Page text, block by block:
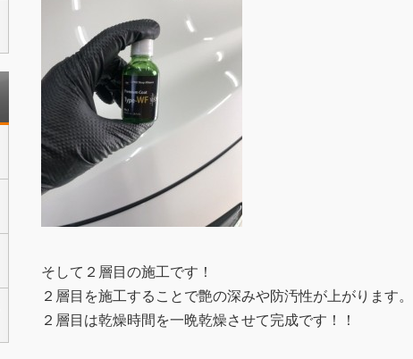
そして２層目の施工です！
２層目を施工することで艶の深みや防汚性が上がります。
２層目は乾燥時間を一晩乾燥させて完成です！！